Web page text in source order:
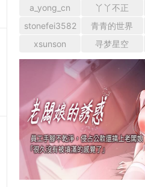
a_yong_cn
丫丫不正
stonefei3582
青青的世界
xsunson
寻梦星空